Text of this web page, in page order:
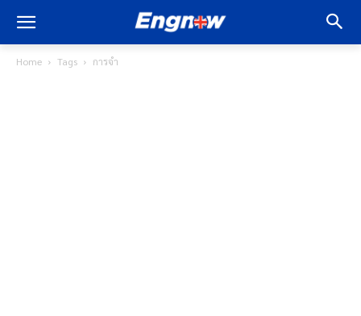
Home Tags การจำ